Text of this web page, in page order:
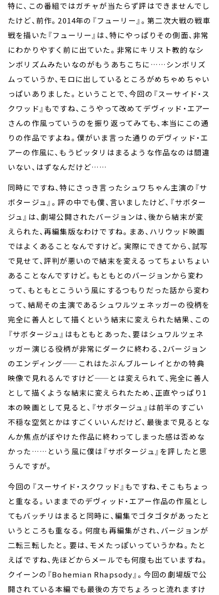
特に、この番組ではガチャが当たらず評はできませんでし
たけど、前作。2014年の『フューリー』。第二次大戦の戦車
戦を描いた『フューリー』は、特にやっぱりその側面、非常
にわかりやすく前に出ていた。非常にキリスト教的なシ
ンボリズムみたいなのがもうあちこちに……シンボリズ
ムっていうか、モロに出しているところがめちゃめちゃい
っぱいありました。ということで、今回の『スーサイド・ス
クワッド』もですね、こうやって改めてデヴィッド・エアー
さんの作風っていうのを振り返ってみても、本当にこの通
りの作品ですよね。僕がいま言った通りのデヴィッド・エ
アーの作風に、もうピッタリはまるような作品なのは間違
いない、はずなんだけど……
同時にですね、特にさっき言ったシュワちゃん主演の『サ
ボタージュ』。評の中でも僕、言いましたけど、『サボター
ジュ』は、劇場公開されたバージョンは、後から結末が変
えられた、再編集版なわけですね。まあ、ハリウッド映画
ではよくあることなんですけど。実際にできてから、試写
で見せて、評判が悪いので結末を変えるってちょいちょい
あることなんですけど。もともとのバージョンから変わ
って、もともとこういう風にするつもりだった話から変わ
って、結局その主演であるシュワルツェネッガーの役柄を
完全に善人として描くという結末に変えられた結果、この
『サボタージュ』はもともとあった、要はシュワルツェネ
ッガー演じる役柄が非常にダークに終わる、2バージョン
のエンディング——これはたぶんブルーレイとかの特典
映像で見れるんですけど——とは変えられて、完全に善人
として描くような結末に変えられたため、正直やっぱり1
本の映画として見ると、『サボタージュ』は前半のすごい
不穏な空気とかはすごくいいんだけど、最後まで見るとな
んか焦点がぼやけた作品に終わってしまった感は否めな
かった……という風に僕は『サボタージュ』を評したと思
うんですが。
今回の『スーサイド・スクワッド』もですね、そこもちょっ
と重なる。いままでのデヴィッド・エアー作品の作風とし
てもバッチリはまると同時に、編集でゴタゴタがあったと
いうところも重なる。何度も再編集がされ、バージョンが
二転三転したと。要は、モメたっぽいっていうかね。たと
えばですね、先ほどからメールでも何度も出ていますね。
クイーンの『Bohemian Rhapsody』。今回の劇場版で公
開されている本編でも最後の方でちょろっと流れますけ